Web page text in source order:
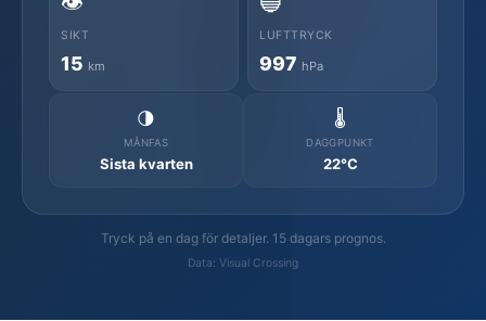
SIKT
15 km
LUFTTRYCK
997 hPa
🌗
MÅNFAS
Sista kvarten
🌡️
DAGGPUNKT
22°C
Tryck på en dag för detaljer. 15 dagars prognos.
Data: Visual Crossing